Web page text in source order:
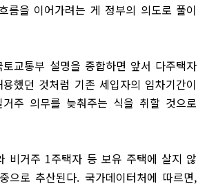
름을 이어가려는 게 정부의 의도로 풀이
교통부 설명을 종합하면 앞서 다주택자
용했던 것처럼 기존 세입자의 임차기간이
주 의무를 늦춰주는 식을 취할 것으로
비거주 1주택자 등 보유 주택에 살지 않
으로 추산된다. 국가데이터처에 따르면,